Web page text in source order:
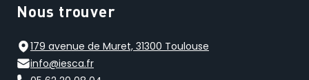
Nous trouver
179 avenue de Muret, 31300 Toulouse
info@iesca.fr